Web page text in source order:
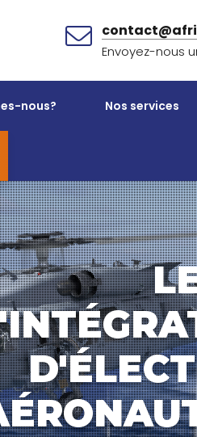
Envoyez-nous
nous? Nos services